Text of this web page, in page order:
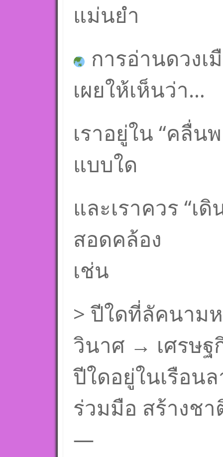
แม่นยำ
การอ่านดวงเ
เผยให้เห็นว่า…
เราอยู่ใน “คลื่น
แบบใด
และเราควร “เ
สอดคล้อง
เช่น
> ปีใดที่ลัคนาม
วินาศ → เศรษฐ
ปีใดอยู่ในเรือน
ร่วมมือ สร้างช
—